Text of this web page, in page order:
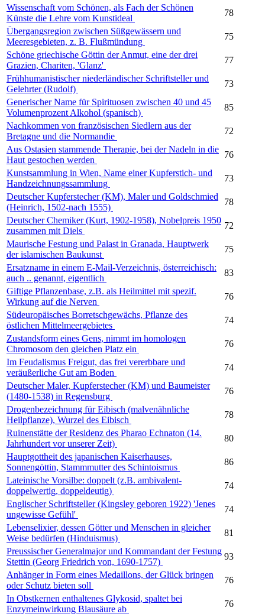
Wissenschaft vom Schönen, als Fach der Schönen
Künste die Lehre vom Kunstideal
78
Übergangsregion zwischen Süßgewässern und
Meeresgebieten, z. B. Flußmündung
75
Schöne griechische Göttin der Anmut, eine der drei
Grazien, Chariten, 'Glanz'
77
Frühhumanistischer niederländischer Schriftsteller und
Gelehrter (Rudolf)
73
Generischer Name für Spirituosen zwischen 40 und 45
Volumenprozent Alkohol (spanisch)
85
Nachkommen von französischen Siedlern aus der
Bretagne und die Normandie
72
Aus Ostasien stammende Therapie, bei der Nadeln in die
Haut gestochen werden
76
Kunstsammlung in Wien, Name einer Kupferstich- und
Handzeichnungssammlung
73
Deutscher Kupferstecher (KM), Maler und Goldschmied
(Heinrich, 1502-nach 1555)
78
Deutscher Chemiker (Kurt, 1902-1958), Nobelpreis 1950
zusammen mit Diels
72
Maurische Festung und Palast in Granada, Hauptwerk
der islamischen Baukunst
75
Ersatzname in einem E-Mail-Verzeichnis, österreichisch:
auch .. genannt, eigentlich
83
Giftige Pflanzenbase, z.B. als Heilmittel mit spezif.
Wirkung auf die Nerven
76
Südeuropäisches Borretschgewächs, Pflanze des
östlichen Mittelmeergebietes
74
Zustandsform eines Gens, nimmt im homologen
Chromosom den gleichen Platz ein
76
Im Feudalismus Freigut, das frei vererbbare und
veräußerliche Gut am Boden
74
Deutscher Maler, Kupferstecher (KM) und Baumeister
(1480-1538) in Regensburg
76
Drogenbezeichnung für Eibisch (malvenähnliche
Heilpflanze), Wurzel des Eibisch
78
Ruinenstätte der Residenz des Pharao Echnaton (14.
Jahrhundert vor unserer Zeit)
80
Hauptgottheit des japanischen Kaiserhauses,
Sonnengöttin, Stammmutter des Schintoismus
86
Lateinische Vorsilbe: doppelt (z.B. ambivalent-
doppelwertig, doppeldeutig)
74
Englischer Schriftsteller (Kingsley geboren 1922) 'Jenes
ungewisse Gefühl'
74
Lebenselixier, dessen Götter und Menschen in gleicher
Weise bedürfen (Hinduismus)
81
Preussischer Generalmajor und Kommandant der Festung
Stettin (Georg Friedrich von, 1690-1757)
93
Anhänger in Form eines Medaillons, der Glück bringen
oder Schutz bieten soll
76
In Obstkernen enthaltenes Glykosid, spaltet bei
Enzymeinwirkung Blausäure ab
76